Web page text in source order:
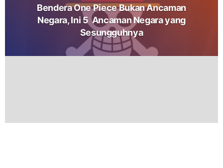
Bendera One Piece Bukan Ancaman
Negara, Ini 5 Ancaman Negara yang
Sesungguhnya